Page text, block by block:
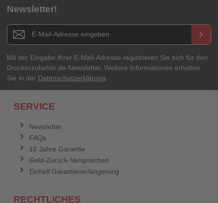
Newsletter!
Newsletter E-Mail Adresse keyboard_arrow_right
Mit der Eingabe Ihrer E-Mail-Adresse registrieren Sie sich für den
Druckerzubehör.de-Newsletter. Weitere Informationen erhalten
Sie in der Datenschutzerklärung
SERVICE
Newsletter
FAQs
10 Jahre Garantie
Geld-Zurück-Versprechen
Einhell Garantieverlängerung
RECHTLICHES